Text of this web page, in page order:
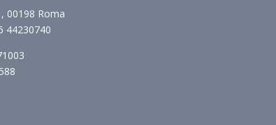
00198 Roma
44230740